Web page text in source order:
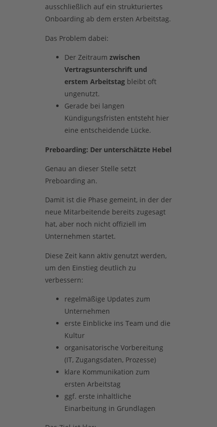
ausschließlich auf ein strukturiertes
Onboarding ab dem ersten Arbeitstag.
Das Problem dabei:
Der Zeitraum zwischen
Vertragsunterschrift und
erstem Arbeitstagbleibt oft
ungenutzt.
Gerade bei langen
Kündigungsfristen entsteht hier
eine entscheidende Lücke.
Preboarding: Der unterschätzte Hebel
Genau an dieser Stelle setzt
Preboarding an.
Damit ist die Phase gemeint, in der der
neue Mitarbeitende bereits zugesagt
hat, aber noch nicht offiziell im
Unternehmen startet.
Diese Zeit kann aktiv genutzt werden,
um den Einstieg deutlich zu
verbessern:
regelmäßige Updates zum
Unternehmen
erste Einblicke ins Team und die
Kultur
organisatorische Vorbereitung
(IT, Zugangsdaten, Prozesse)
klare Kommunikation zum
ersten Arbeitstag
ggf. erste inhaltliche
Einarbeitung in Grundlagen